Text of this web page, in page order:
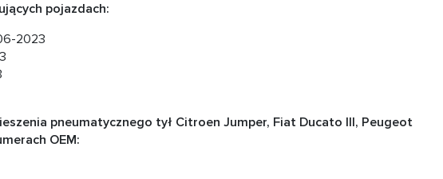
pojazdach:
2023
pneumatycznego tył Citroen Jumper, Fiat Ducato III, Peugeot
OEM: